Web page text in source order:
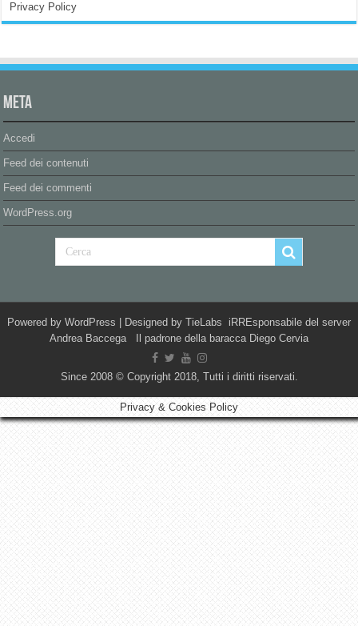
Privacy Policy
Meta
Accedi
Feed dei contenuti
Feed dei commenti
WordPress.org
Powered by WordPress | Designed by TieLabs iRREsponsabile del server
Andrea Baccega Il padrone della baracca Diego Cervia
Since 2008 © Copyright 2018, Tutti i diritti riservati.
Privacy & Cookies Policy